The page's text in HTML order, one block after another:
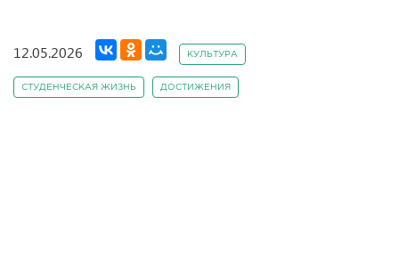
12.05.2026 КУЛЬТУРА
СТУДЕНЧЕСКАЯ ЖИЗНЬ ДОСТИЖЕНИЯ